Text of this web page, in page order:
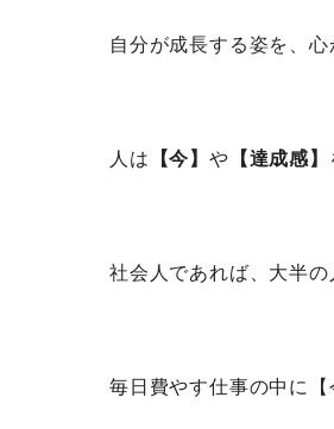
自分が成長する姿を、心
人は 【今】や 【達成感】
社会人であれば、大半の
毎日費やす仕事の中に【